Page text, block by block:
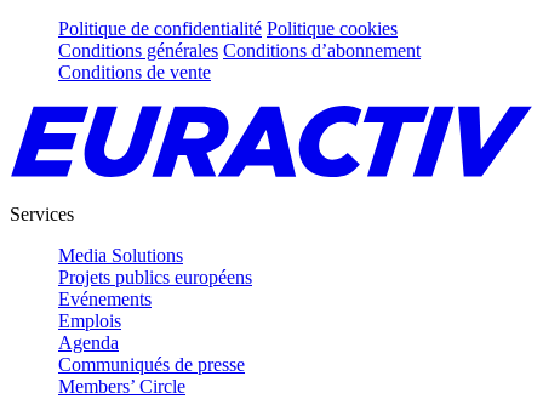
Politique de confidentialité Politique cookies
Conditions générales Conditions d’abonnement
Conditions de vente
Services
Media Solutions
Projets publics européens
Evénements
Emplois
Agenda
Communiqués de presse
Members’ Circle